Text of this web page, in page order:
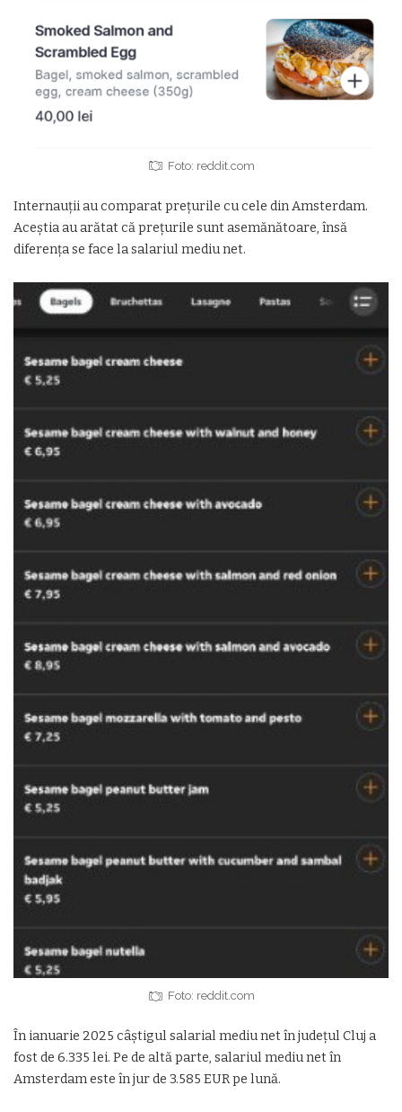
Foto: reddit.com
Internauții au comparat prețurile cu cele din Amsterdam.
Aceștia au arătat că prețurile sunt asemănătoare, însă
diferența se face la salariul mediu net.
Foto: reddit.com
În ianuarie 2025 câștigul salarial mediu net în județul Cluj a
fost de 6.335 lei. Pe de altă parte, salariul mediu net în
Amsterdam este în jur de 3.585 EUR pe lună.